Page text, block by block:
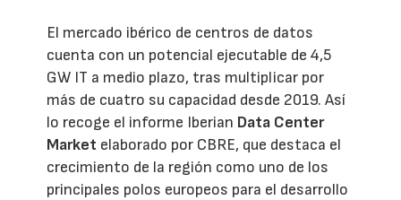
El mercado ibérico de centros de datos
cuenta con un potencial ejecutable de 4,5
GW IT a medio plazo, tras multiplicar por
más de cuatro su capacidad desde 2019. Así
lo recoge el informe Iberian Data Center
Market elaborado por CBRE, que destaca el
crecimiento de la región como uno de los
principales polos europeos para el desarrollo